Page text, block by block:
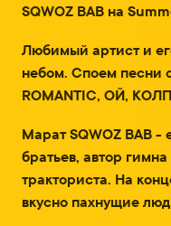
SQWOZ BAB на
Любимый артист и
небом. Споем песни
ROMANTIC, ОЙ,
Марат SQWOZ BAB
братьев, автор
тракториста. На
вкусно пахнущие